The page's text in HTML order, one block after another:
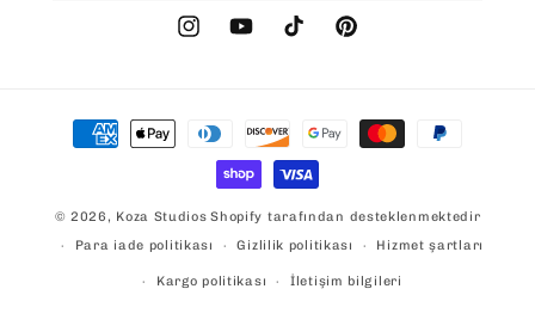
InstagramYouTubeTikTok Pinterest
Ödeme
yöntemleri
© 2026, Koza Studios Shopify tarafından desteklenmektedir
Para iade politikası
Gizlilik politikası Hizmet şartları
Kargo politikası İletişim bilgileri